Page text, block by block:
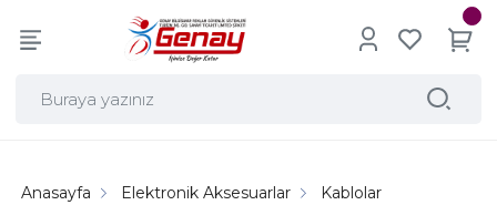
Anasayfa Elektronik Aksesuarlar
Kablolar